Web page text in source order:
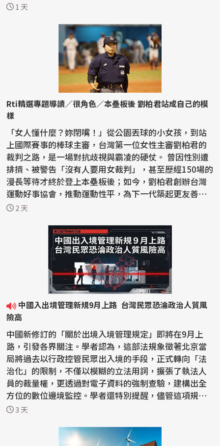
的...1 天
Rti精選專題導讀／很角色／本壘板後 劉柏君站成自己的模
樣
「女人懂什麼？妳閉嘴！」從公園丟球的小女孩，到站
上國際賽事的棒球主審，台灣第一位女性主審劉柏君的
裁判之路，是一場對抗歧視與霸凌的硬仗。 曾因性別遭
排擠、被警告「沒有人要用女裁判」，甚至歷經150場的
漫長等待才終於登上本壘板後；如今，劉柏君創辦台灣
運動好事協會，推動運動性平，為下一代築起更友善的
紅土...
2 天
險高
中國新修訂的「關於出境入境管理規定」即將在9月上
路，引發各界關注。學者認為，這部法規象徵著北京當
局將過去以行政控管民眾出入境的手段，正式轉向「法
治化」的限制，不僅以模糊的立法用詞，擴張了執法人
員的裁量權，更透過對電子資料的強制查驗，建構出全
方位的數位邊境監控。學者還特別提醒，儘管這項規定
的對象...
3 天